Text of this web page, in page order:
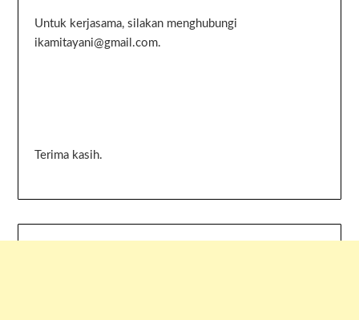
Untuk kerjasama, silakan menghubungi
ikamitayani@gmail.com.
Terima kasih.